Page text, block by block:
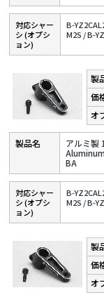
対応シャー
シ (オプシ
ョン)
B-
M2S /B-
アルミ製
BA
対応シャー
シ (オプシ
ョン)
B-
M2S /B-